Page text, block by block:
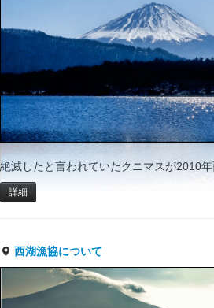
絶滅したと言われていたクニマスが2010年
詳細
西湖漁協について